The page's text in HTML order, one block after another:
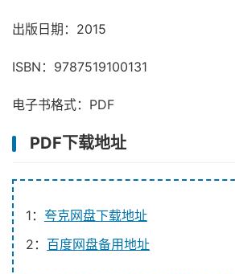
出版日期：2015
ISBN：9787519100131
电子书格式：PDF
PDF下载地址
1： 夸克网盘下载地址
2： 百度网盘备用地址